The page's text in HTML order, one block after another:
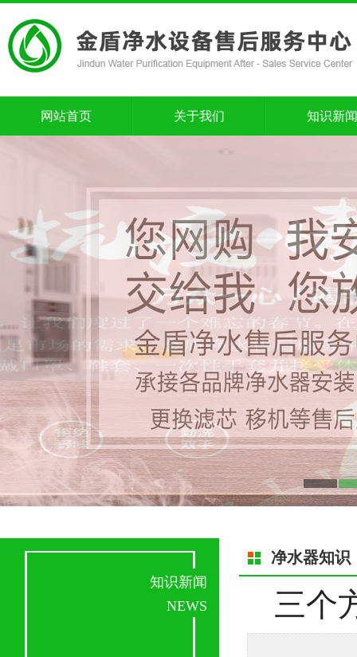
网站首页
网站首页
关于我们 知识新闻
知识新闻
NEWS
净水器知识
三个